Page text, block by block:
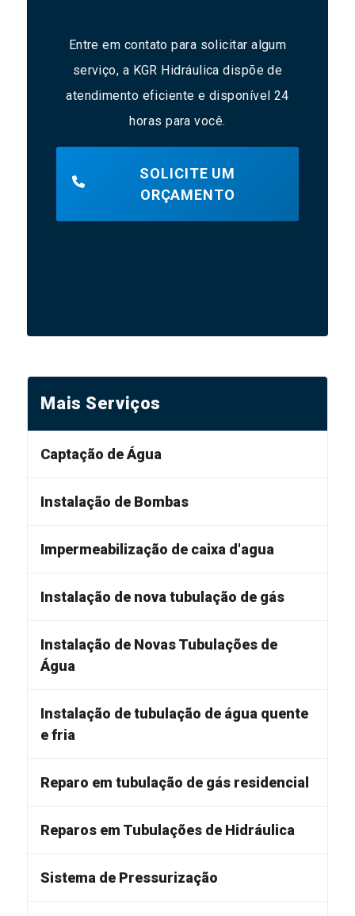
Entre em contato para solicitar algum
serviço, a KGR Hidráulica dispõe de
atendimento eficiente e disponível 24
horas para você.
SOLICITE UM
ORÇAMENTO
Mais Serviços
Captação de Água
Instalação de Bombas
Impermeabilização de caixa d'agua
Instalação de nova tubulação de gás
Instalação de Novas Tubulações de
Água
Instalação de tubulação de água quente
e fria
Reparo em tubulação de gás residencial
Reparos em Tubulações de Hidráulica
Sistema de Pressurização